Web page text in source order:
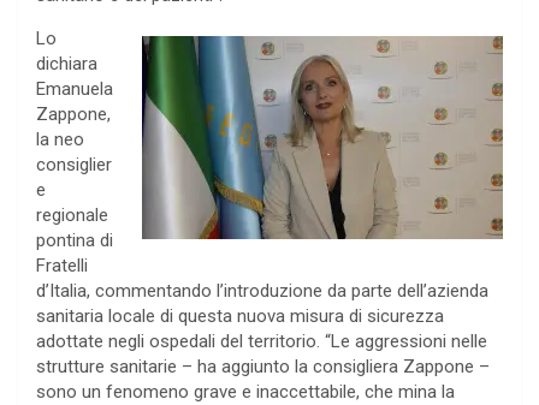
Lo
dichiara
Emanuela
Zappone,
la neo
consiglier
e
regionale
pontina di
Fratelli
d’Italia, commentando l’introduzione da parte dell’azienda
sanitaria locale di questa nuova misura di sicurezza
adottate negli ospedali del territorio. “Le aggressioni nelle
strutture sanitarie – ha aggiunto la consigliera Zappone –
sono un fenomeno grave e inaccettabile, che mina la